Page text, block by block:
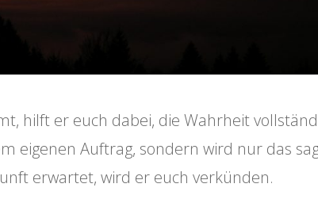
hilft er euch dabei, die Wahrheit
eigenen Auftrag, sondern wird nur das
erwartet, wird er euch verkünden.